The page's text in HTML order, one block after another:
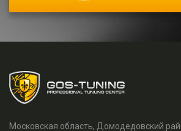
Московская область, Домодедовский